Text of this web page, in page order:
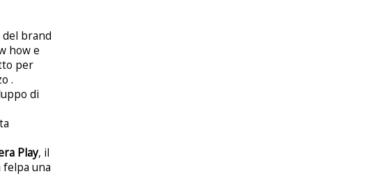
del brand
how e
per
.
di
Play, il
felpa una